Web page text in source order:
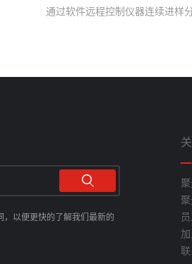
通过软件远程控制仪器连续进样
，以便更快的了解我们最新的